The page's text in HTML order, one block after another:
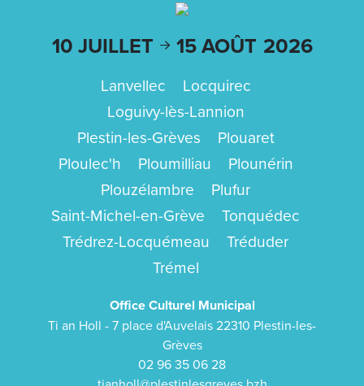
10 JUILLET 15 AOÛT 2026
Lanvellec
Locquirec
Loguivy-lès-Lannion
Plestin-les-Grèves
Plouaret
Ploulec'h
Ploumilliau
Plounérin
Plouzélambre
Plufur
Saint-Michel-en-Grève
Tonquédec
Trédrez-Locquémeau
Tréduder
Trémel
Office Culturel Municipal
Ti an Holl - 7 place d'Auvelais 22310 Plestin-les-
Grèves
02 96 35 06 28